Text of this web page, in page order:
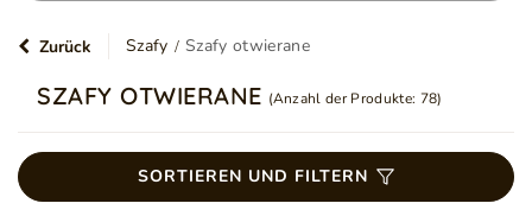
Zurück Szafy Szafy otwierane
SZAFY OTWIERANE (Anzahl der Produkte: 78)
SORTIEREN UND FILTERN